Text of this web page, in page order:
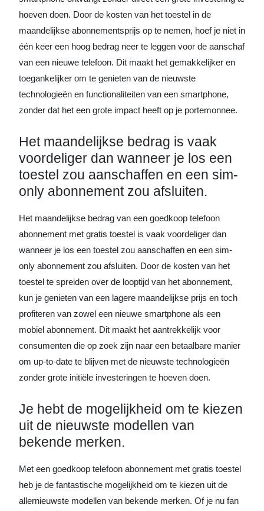
hoeven doen. Door de kosten van het toestel in de
maandelijkse abonnementsprijs op te nemen, hoef je niet in
één keer een hoog bedrag neer te leggen voor de aanschaf
van een nieuwe telefoon. Dit maakt het gemakkelijker en
toegankelijker om te genieten van de nieuwste
technologieën en functionaliteiten van een smartphone,
zonder dat het een grote impact heeft op je portemonnee.
Het maandelijkse bedrag is vaak
voordeliger dan wanneer je los een
toestel zou aanschaffen en een sim-
only abonnement zou afsluiten.
Het maandelijkse bedrag van een goedkoop telefoon
abonnement met gratis toestel is vaak voordeliger dan
wanneer je los een toestel zou aanschaffen en een sim-
only abonnement zou afsluiten. Door de kosten van het
toestel te spreiden over de looptijd van het abonnement,
kun je genieten van een lagere maandelijkse prijs en toch
profiteren van zowel een nieuwe smartphone als een
mobiel abonnement. Dit maakt het aantrekkelijk voor
consumenten die op zoek zijn naar een betaalbare manier
om up-to-date te blijven met de nieuwste technologieën
zonder grote initiële investeringen te hoeven doen.
Je hebt de mogelijkheid om te kiezen
uit de nieuwste modellen van
bekende merken.
Met een goedkoop telefoon abonnement met gratis toestel
heb je de fantastische mogelijkheid om te kiezen uit de
allernieuwste modellen van bekende merken. Of je nu fan